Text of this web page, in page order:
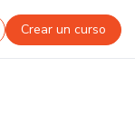
Crear un curso